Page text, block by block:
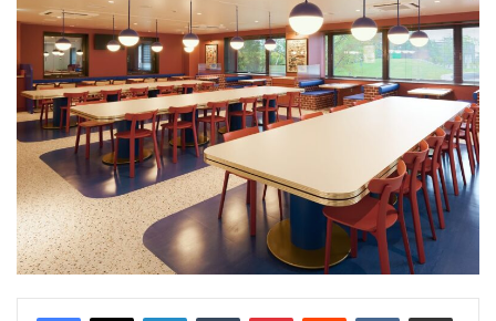
LinkedInTumblr PinterestReddit VKontakteShare via Email